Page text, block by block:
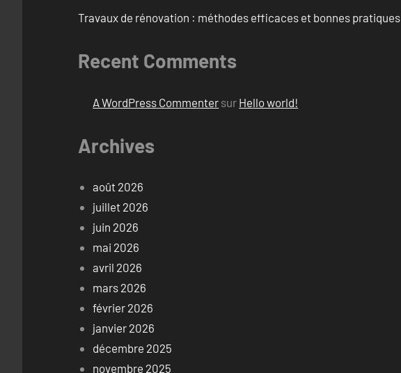
Travaux de rénovation : méthodes efficaces et bonnes pratiques
Recent Comments
A WordPress Commenter sur Hello world!
Archives
août 2026
juillet 2026
juin 2026
mai 2026
avril 2026
mars 2026
février 2026
janvier 2026
décembre 2025
novembre 2025